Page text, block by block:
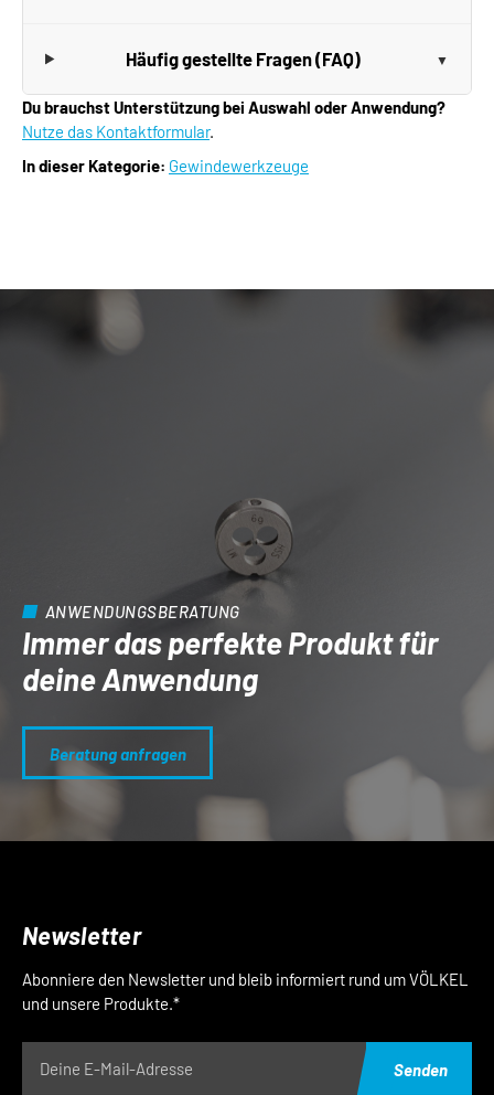
Häufig gestellte Fragen (FAQ)
Du brauchst Unterstützung bei Auswahl oder Anwendung?
Nutze das Kontaktformular.
In dieser Kategorie: Gewindewerkzeuge
ANWENDUNGSBERATUNG
Immer das perfekte Produkt für
deine Anwendung
Beratung anfragen
Newsletter
Abonniere den Newsletter und bleib informiert rund um VÖLKEL
und unsere Produkte.*
Senden